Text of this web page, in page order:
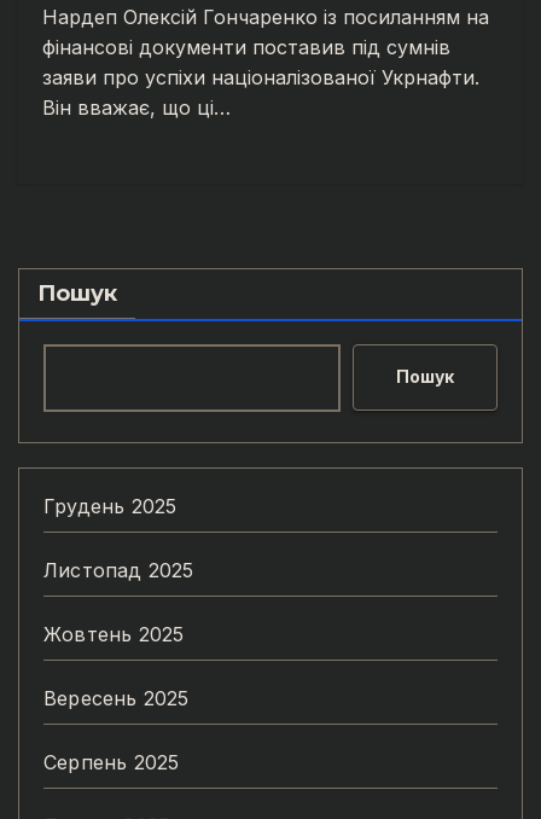
Нардеп Олексій Гончаренко із посиланням на
фінансові документи поставив під сумнів
заяви про успіхи націоналізованої Укрнафти.
Він вважає, що ці…
Пошук
Пошук
Грудень 2025
Листопад 2025
Жовтень 2025
Вересень 2025
Серпень 2025